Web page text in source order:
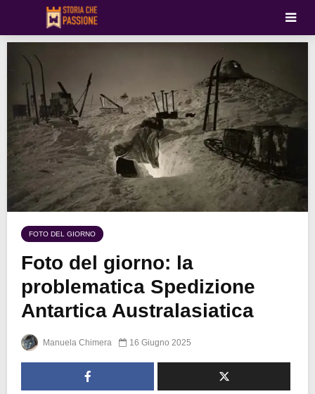
FOTO DEL GIORNO
Foto del giorno: la
problematica Spedizione
Antartica Australasiatica
Manuela Chimera 16 Giugno 2025